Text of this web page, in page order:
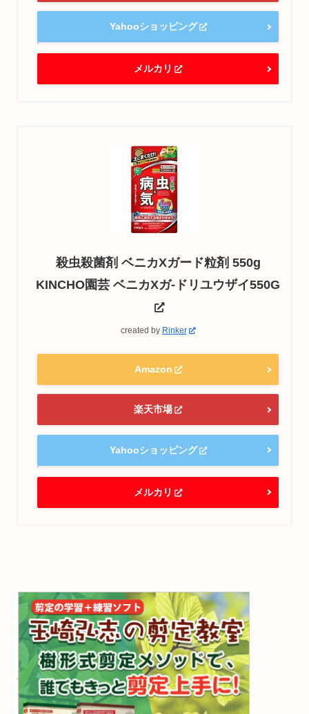
Yahooショッピング
メルカリ
殺虫殺菌剤 ベニカXガード粒剤 550g
KINCHO園芸 ベニカXガ-ドリユウザイ550G
created by Rinker
Amazon
楽天市場
Yahooショッピング
メルカリ